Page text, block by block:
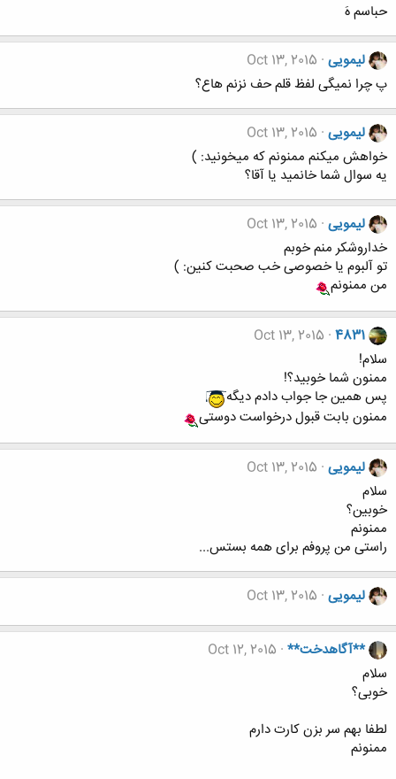
حباسم هَ
لیمویی Oct 13, 2015
پ چرا نمیگی لفظ قلم حف نزنم هاع؟
لیمویی Oct 13, 2015
خواهش میکنم ممنونم که میخونید: )
یه سوال شما خانمید یا آقا؟
لیمویی Oct 13, 2015
خداروشکر منم خوبم
تو آلبوم یا خصوصی خب صحبت کنین: )
من ممنونم
4831
Oct 13, 2015
سلام!
ممنون شما خوبید؟!
پس همین جا جواب دادم دیگه
ممنون بابت قبول درخواست دوستی
لیمویی Oct 13, 2015
سلام
خوبین؟
ممنونم
راستی من پروفم برای همه بستس...
لیمویی Oct 13, 2015
**آگاهدخت** Oct 12, 2015
سلام
خوبی؟
لطفا بهم سر بزن کارت دارم
ممنونم